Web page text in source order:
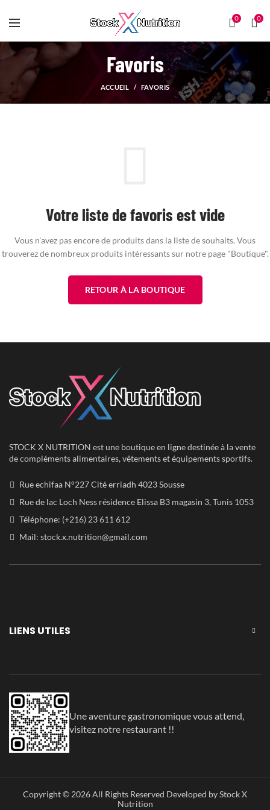
0 0
Favoris
ACCUEIL FAVORIS
Votre liste de favoris est vide
Vous n'avez pas encore de produits dans la liste de souhaits. Vous
trouverez de nombreux produits intéressants sur notre page "Boutique".
RETOUR À LA BOUTIQUE
STOCK X NUTRITION est une boutique en ligne destinée à la vente
de compléments alimentaires, vêtements et équipements sportifs.
Rue echifaa N°227 Cité erriadh 4023 Sousse
Rue de lac Loch Ness résidence Elissa B3 magasin 3, Tunis 1053
Téléphone: (+216) 23 611 612
Mail: stock.x.nutrition@gmail.com
LIENS UTILES
Une aventure gastronomique vous attend,
visitez notre restaurant !!
Copyright © 2026 All Rights Reserved Developed by Stock X
Nutrition